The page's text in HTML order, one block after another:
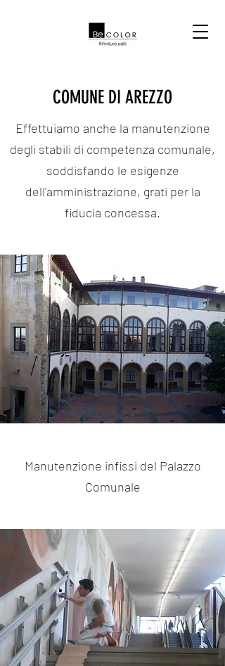
COMUNE DI AREZZO
Effettuiamo anche la manutenzione
degli stabili di competenza comunale,
soddisfando le esigenze
dell'amministrazione, grati per la
fiducia concessa.
Manutenzione infissi del Palazzo
Comunale